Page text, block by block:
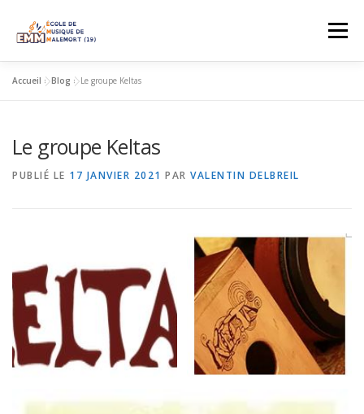
contenu
Menu
CONTACT
Accueil »Blog »Le groupe Keltas
Le groupe Keltas
PUBLIÉ LE 17 JANVIER 2021 PAR VALENTIN DELBREIL